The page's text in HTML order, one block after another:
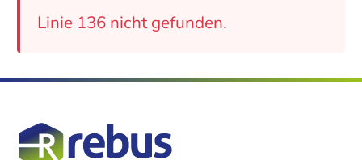
Linie 136 nicht gefunden.